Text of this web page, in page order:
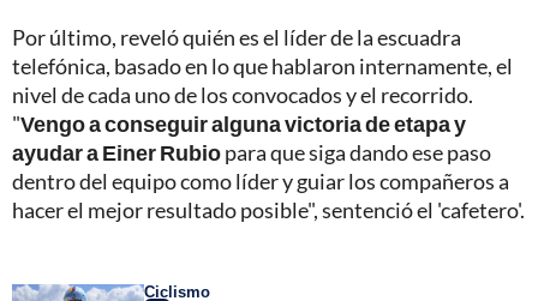
Por último, reveló quién es el líder de la escuadra
telefónica, basado en lo que hablaron internamente, el
nivel de cada uno de los convocados y el recorrido.
"Vengo a conseguir alguna victoria de etapa y
ayudar a Einer Rubiopara que siga dando ese paso
dentro del equipo como líder y guiar los compañeros a
hacer el mejor resultado posible", sentenció el 'cafetero'.
Ciclismo